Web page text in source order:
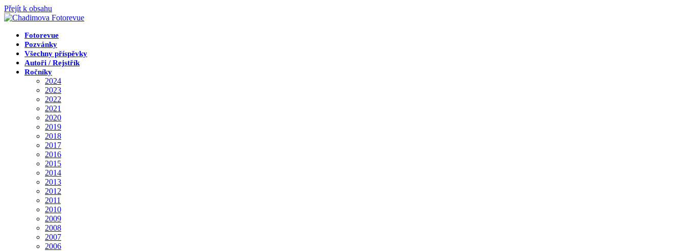
Přejít k obsahu
Fotorevue
Pozvánky
Všechny příspěvky
Autoři / Rejstřík
Ročníky
2024
2023
2022
2021
2020
2019
2018
2017
2016
2015
2014
2013
2012
2011
2010
2009
2008
2007
2006